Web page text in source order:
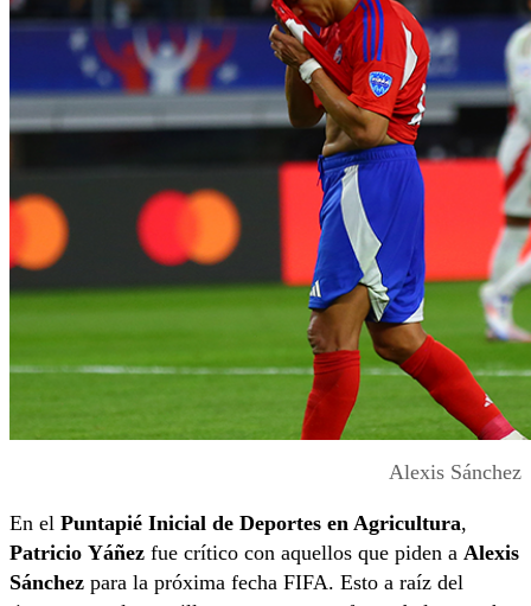
Alexis Sánchez
En el Puntapié Inicial de Deportes en Agricultura,
Patricio Yáñez fue crítico con aquellos que piden a Alexis
Sánchez para la próxima fecha FIFA. Esto a raíz del